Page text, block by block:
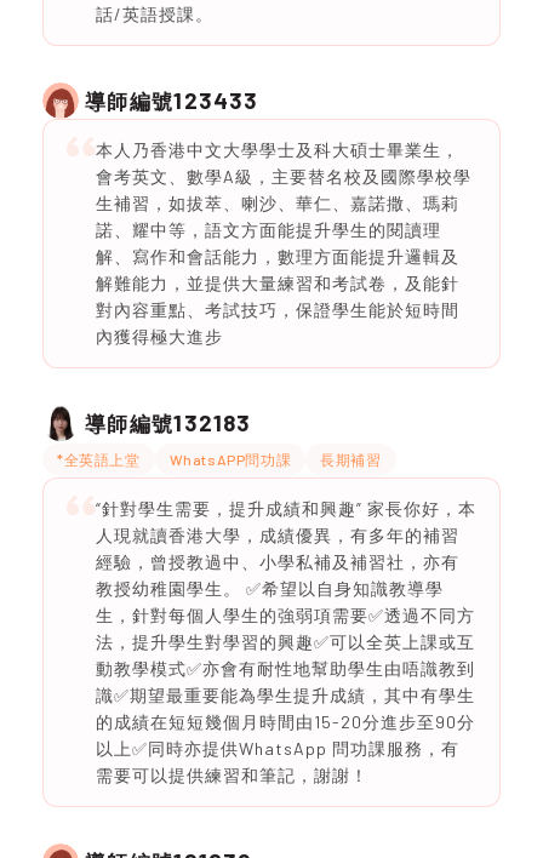
話/英語授課。
導師編號123433
本人乃香港中文大學學士及科大碩士畢業生，
會考英文、數學A級，主要替名校及國際學校學
生補習，如拔萃、喇沙、華仁、嘉諾撒、瑪莉
諾、耀中等，語文方面能提升學生的閱讀理
解、寫作和會話能力，數理方面能提升邏輯及
解難能力，並提供大量練習和考試卷，及能針
對內容重點、考試技巧，保證學生能於短時間
內獲得極大進步
導師編號132183
*全英語上堂 WhatsAPP問功課 長期補習
“針對學生需要，提升成績和興趣” 家長你好，本
人現就讀香港大學，成績優異，有多年的補習
經驗，曾授教過中、小學私補及補習社，亦有
教授幼稚園學生。 ✅希望以自身知識教導學
生，針對每個人學生的強弱項需要✅透過不同方
法，提升學生對學習的興趣✅可以全英上課或互
動教學模式✅亦會有耐性地幫助學生由唔識教到
識✅期望最重要能為學生提升成績，其中有學生
的成績在短短幾個月時間由15-20分進步至90分
以上✅同時亦提供WhatsApp 問功課服務，有
需要可以提供練習和筆記，謝謝！